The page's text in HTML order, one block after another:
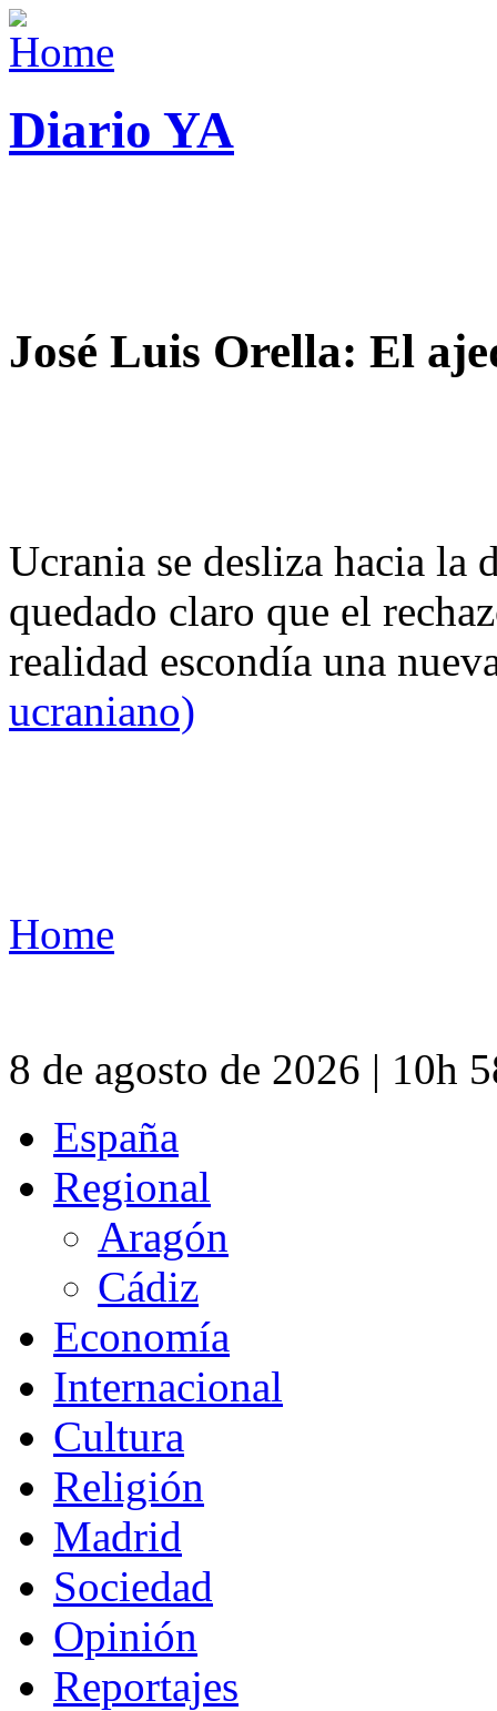
Diario YA
José Luis Orella: El
Ucrania se desliza hacia
quedado claro que el
realidad escondía una
ucraniano)
Home
8 de agosto de 2026 | 10h
España
Regional
Aragón
Cádiz
Economía
Internacional
Cultura
Religión
Madrid
Sociedad
Opinión
Reportajes